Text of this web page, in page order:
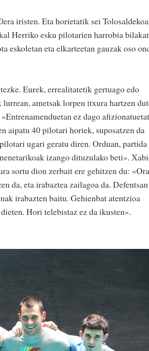
iristen. Eta horietatik sei
Herriko esku pilotarien harrobia
eskoletan eta elkarteetan gauzak oso
Eurek, errealitatetik gertuago edo
ametsak lorpen itxura hartzen
ez dago
aipatu 40 pilotari horiek, suposatzen da
ugari geratu diren. Orduan, partida
izango dituzulako beti».
sortu dion zerbait ere gehitzen du:
da, eta irabaztea zailagoa da. Defentsan
irabazten baitu. Gehienbat atentzioa
Hori telebistaz ez da ikusten».